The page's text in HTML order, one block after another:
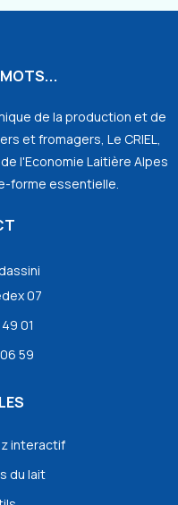
de la production et de
et fromagers, Le CRIEL,
l'Economie Laitière Alpes
forme essentielle.
07
01
59
interactif
du lait